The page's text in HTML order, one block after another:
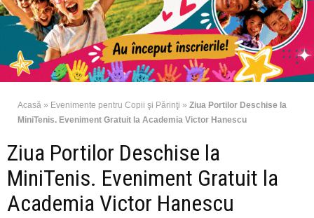
Acasă » Evenimente pentru Copii şi Părinţi » Ziua Portilor Deschise la
MiniTenis. Eveniment Gratuit la Academia Victor Hanescu
Ziua Portilor Deschise la
MiniTenis. Eveniment Gratuit la
Academia Victor Hanescu